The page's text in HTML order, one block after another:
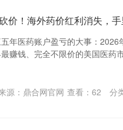
价！海外药价红利消失，
年医药账户盈亏的大事：2026
赚钱、完全不限价的美国医药
源：鼎合网官网 查看： 62 分